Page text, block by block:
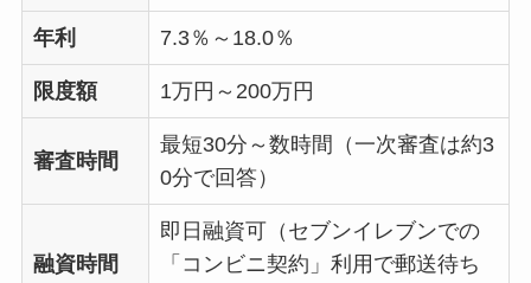
年利 7.3％～18.0％
限度額 1万円～200万円
審査時間
最短30分～数時間（一次審査は約3
0分で回答）
融資時間
即日融資可（セブンイレブンでの
「コンビニ契約」利用で郵送待ち